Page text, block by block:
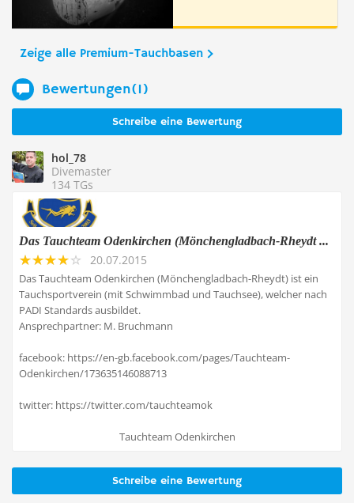
Zeige alle Premium-Tauchbasen
Bewertungen(1)
Schreibe eine Bewertung
hol_78
Divemaster
134 TGs
Das Tauchteam Odenkirchen (Mönchengladbach-Rheydt ...
20.07.2015
Das Tauchteam Odenkirchen (Mönchengladbach-Rheydt) ist ein
Tauchsportverein (mit Schwimmbad und Tauchsee), welcher nach
PADI Standards ausbildet.
Ansprechpartner: M. Bruchmann
facebook: https://en-gb.facebook.com/pages/Tauchteam-
Odenkirchen/173635146088713
twitter: https://twitter.com/tauchteamok
Tauchteam Odenkirchen
Schreibe eine Bewertung